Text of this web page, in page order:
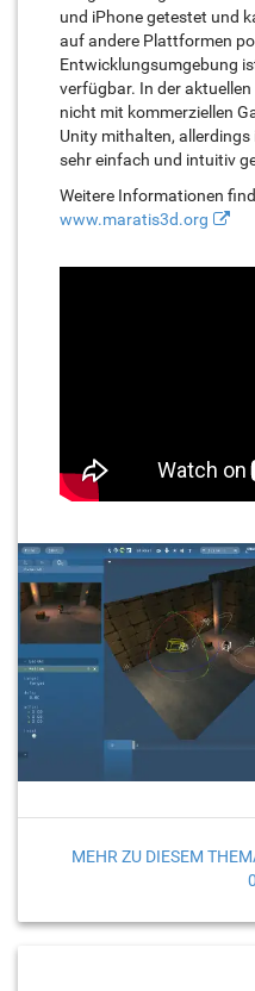
und iPhone getestet und
auf andere Plattformen
Entwicklungsumgebung
verfügbar. In der
nicht mit kommerziellen
Unity mithalten,
sehr einfach und intuitiv
Weitere Informationen
www.maratis3d.org
MEHR ZU DIESEM